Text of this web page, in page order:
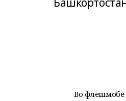
Во флешмобе